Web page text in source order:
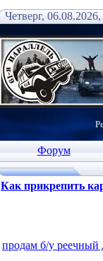
Четверг,
Форум
Как прикрепить
продам б/у реечный